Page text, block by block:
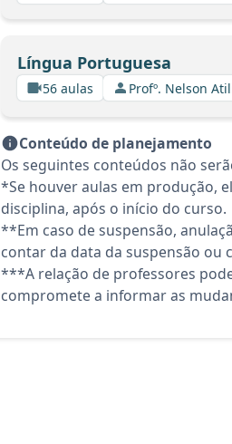
Língua Portuguesa
56 aulas Profº. Nelson
Conteúdo de planejamento
Os seguintes conteúdos não
*Se houver aulas em produção,
disciplina, após o início do curso.
**Em caso de suspensão,
contar da data da suspensão ou
***A relação de professores
compromete a informar as